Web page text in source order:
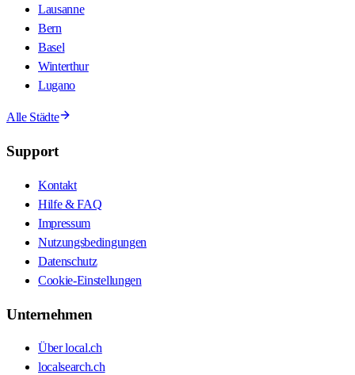
Lausanne
Bern
Basel
Winterthur
Lugano
Alle Städte
Support
Kontakt
Hilfe & FAQ
Impressum
Nutzungsbedingungen
Datenschutz
Cookie-Einstellungen
Unternehmen
Über local.ch
localsearch.ch